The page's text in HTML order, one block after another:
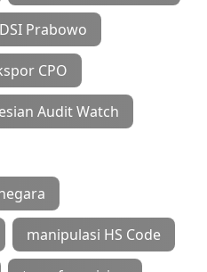
DSI Prabowo
CPO
Audit Watch
manipulasi HS Code